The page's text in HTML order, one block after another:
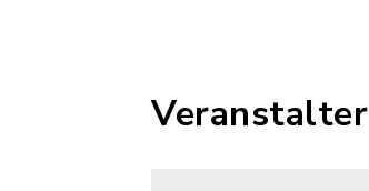
Veranstalter